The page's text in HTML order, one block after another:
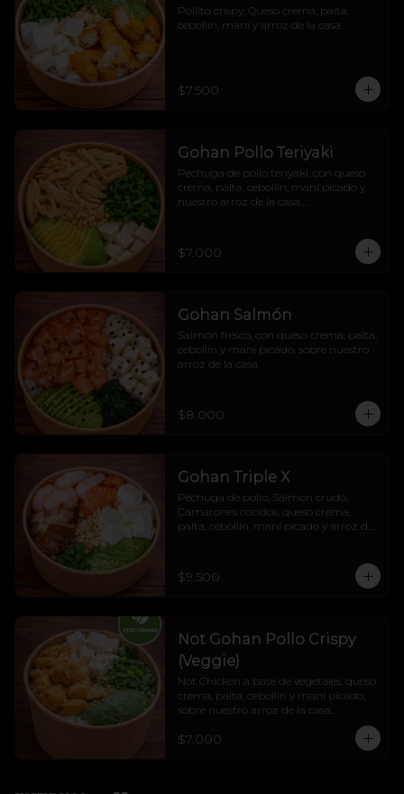
Pollito crispy, Queso crema, palta,
cebollín, maní y arroz de la casa.
$7.500
Gohan Pollo Teriyaki
Pechuga de pollo teriyaki, con queso
crema, palta, cebollín, maní picado y
nuestro arroz de la casa.
$7.000
Gohan Salmón
Salmón fresco, con queso crema, palta,
cebollín y maní picado, sobre nuestro
arroz de la casa.
$8.000
Gohan Triple X
Pechuga de pollo, Salmon crudo,
Camarones cocidos, queso crema,
palta, cebollín, maní picado y arroz de
$9.500
Not Gohan Pollo Crispy
(Veggie)
Not Chicken a base de vegetales, queso
crema, palta, cebollín y maní picado,
sobre nuestro arroz de la casa.
sabor.
$7.000